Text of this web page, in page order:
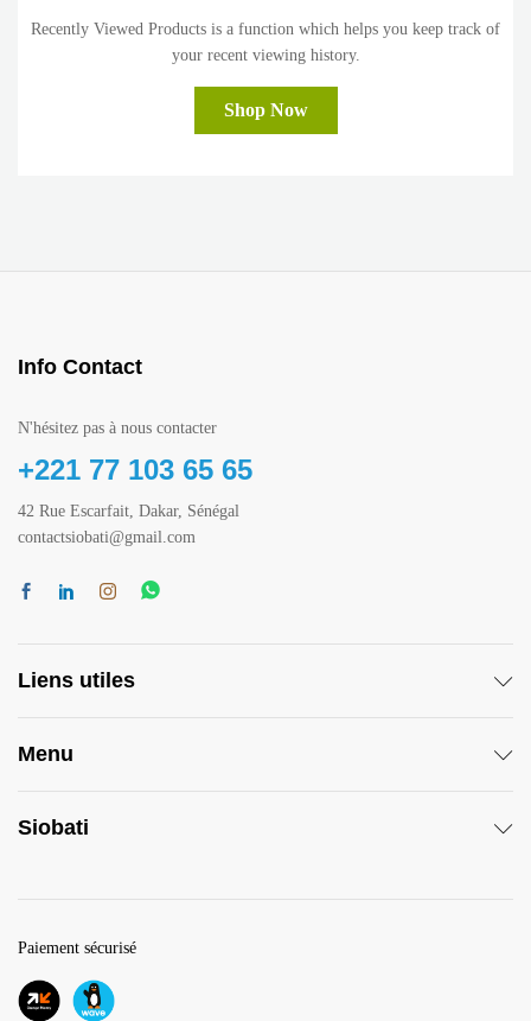
Recently Viewed Products is a function which helps you keep track of
your recent viewing history.
Shop Now
Info Contact
N'hésitez pas à nous contacter
+221 77 103 65 65
42 Rue Escarfait, Dakar, Sénégal
contactsiobati@gmail.com
Liens utiles
Menu
Siobati
Paiement sécurisé